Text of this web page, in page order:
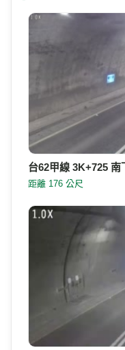
台62甲線 3K+725
距離 176 公尺